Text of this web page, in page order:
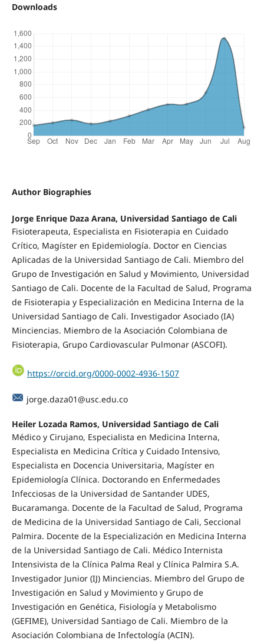
Downloads
Author Biographies
Jorge Enrique Daza Arana, Universidad Santiago de Cali
Fisioterapeuta, Especialista en Fisioterapia en Cuidado
Crítico, Magíster en Epidemiología. Doctor en Ciencias
Aplicadas de la Universidad Santiago de Cali. Miembro del
Grupo de Investigación en Salud y Movimiento, Universidad
Santiago de Cali. Docente de la Facultad de Salud, Programa
de Fisioterapia y Especialización en Medicina Interna de la
Universidad Santiago de Cali. Investigador Asociado (IA)
Minciencias. Miembro de la Asociación Colombiana de
Fisioterapia, Grupo Cardiovascular Pulmonar (ASCOFI).
https://orcid.org/0000-0002-4936-1507
jorge.daza01@usc.edu.co
Heiler Lozada Ramos, Universidad Santiago de Cali
Médico y Cirujano, Especialista en Medicina Interna,
Especialista en Medicina Crítica y Cuidado Intensivo,
Especialista en Docencia Universitaria, Magíster en
Epidemiología Clínica. Doctorando en Enfermedades
Infecciosas de la Universidad de Santander UDES,
Bucaramanga. Docente de la Facultad de Salud, Programa
de Medicina de la Universidad Santiago de Cali, Seccional
Palmira. Docente de la Especialización en Medicina Interna
de la Universidad Santiago de Cali. Médico Internista
Intensivista de la Clínica Palma Real y Clínica Palmira S.A.
Investigador Junior (IJ) Minciencias. Miembro del Grupo de
Investigación en Salud y Movimiento y Grupo de
Investigación en Genética, Fisiología y Metabolismo
(GEFIME), Universidad Santiago de Cali. Miembro de la
Asociación Colombiana de Infectología (ACIN).